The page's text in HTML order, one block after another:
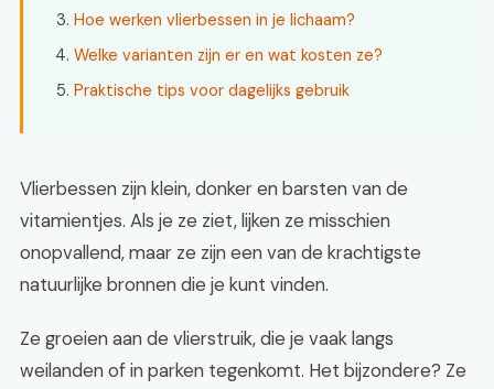
Hoe werken vlierbessen in je lichaam?
Welke varianten zijn er en wat kosten ze?
Praktische tips voor dagelijks gebruik
Vlierbessen zijn klein, donker en barsten van de
vitamientjes. Als je ze ziet, lijken ze misschien
onopvallend, maar ze zijn een van de krachtigste
natuurlijke bronnen die je kunt vinden.
Ze groeien aan de vlierstruik, die je vaak langs
weilanden of in parken tegenkomt. Het bijzondere? Ze